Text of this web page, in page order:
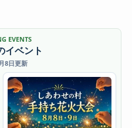
EVENTS
イベント
8日更新